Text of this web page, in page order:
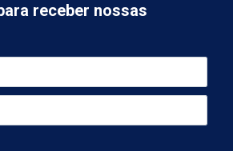
receber nossas